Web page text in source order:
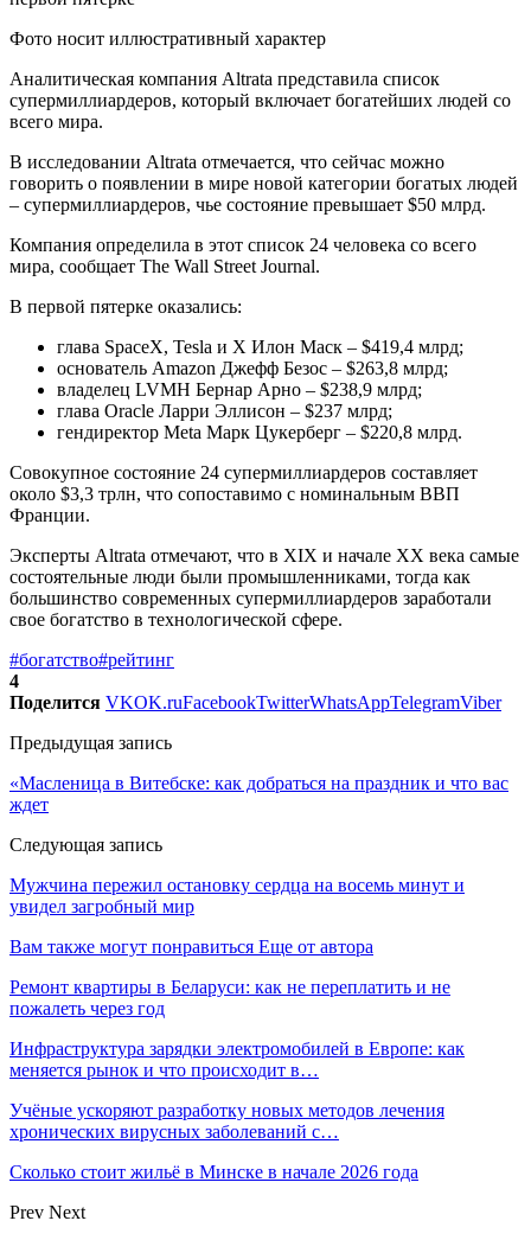
Фото носит иллюстративный характер
Аналитическая компания Altratа представила список
супермиллиардеров, который включает богатейших людей со
всего мира.
В исследовании Altrata отмечается, что сейчас можно
говорить о появлении в мире новой категории богатых людей
– супермиллиардеров, чье состояние превышает $50 млрд.
Компания определила в этот список 24 человека со всего
мира, сообщает The Wall Street Journal.
В первой пятерке оказались:
глава SpaceX, Tesla и X Илон Маск – $419,4 млрд;
основатель Amazon Джефф Безос – $263,8 млрд;
владелец LVMH Бернар Арно – $238,9 млрд;
глава Oracle Ларри Эллисон – $237 млрд;
гендиректор Meta Марк Цукерберг – $220,8 млрд.
Совокупное состояние 24 супермиллиардеров составляет
около $3,3 трлн, что сопоставимо с номинальным ВВП
Франции.
Эксперты Altrata отмечают, что в XIX и начале XX века самые
состоятельные люди были промышленниками, тогда как
большинство современных супермиллиардеров заработали
свое богатство в технологической сфере.
#богатство#рейтинг
4
Поделится VKOK.ruFacebookTwitterWhatsAppTelegramViber
Предыдущая запись
«Масленица в Витебске: как добраться на праздник и что вас
ждет
Следующая запись
Мужчина пережил остановку сердца на восемь минут и
увидел загробный мир
Вам также могут понравиться Еще от автора
Ремонт квартиры в Беларуси: как не переплатить и не
пожалеть через год
Инфраструктура зарядки электромобилей в Европе: как
меняется рынок и что происходит в…
Учёные ускоряют разработку новых методов лечения
хронических вирусных заболеваний с…
Сколько стоит жильё в Минске в начале 2026 года
Prev Next